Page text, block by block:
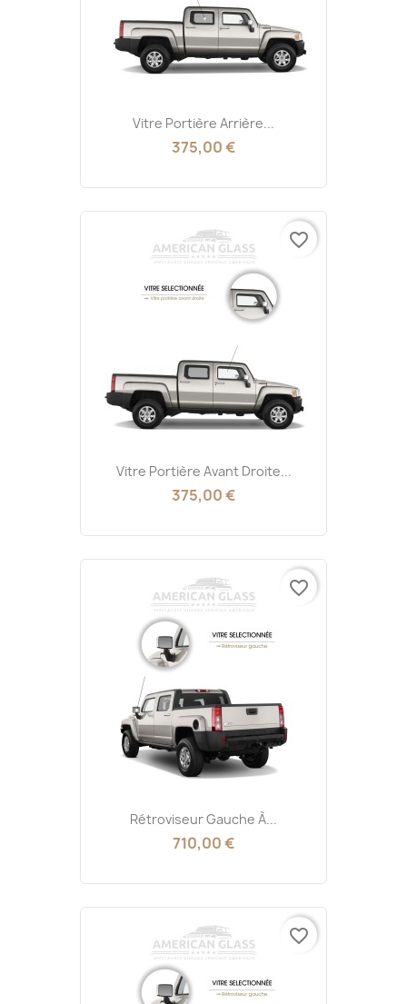
Vitre Portière Arrière...
375,00 €
Vitre Portière Avant Droite...
375,00 €
favorite_border
Rétroviseur Gauche À...
710,00 €
favorite_border
favorite_border